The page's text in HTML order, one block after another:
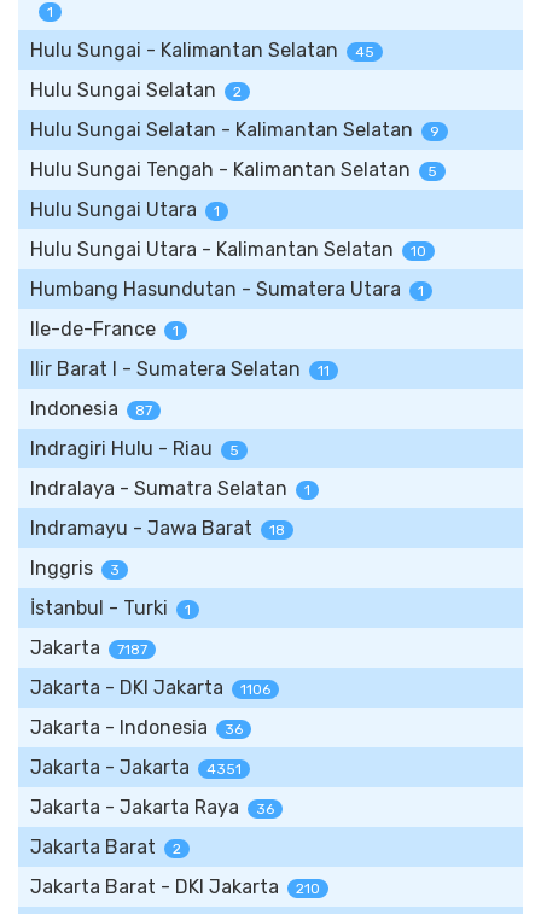
1
Hulu Sungai - Kalimantan Selatan 45
Hulu Sungai Selatan 2
Hulu Sungai Selatan - Kalimantan Selatan 9
Hulu Sungai Tengah - Kalimantan Selatan 5
Hulu Sungai Utara 1
Hulu Sungai Utara - Kalimantan Selatan 10
Humbang Hasundutan - Sumatera Utara 1
Ile-de-France 1
Ilir Barat I - Sumatera Selatan 11
Indonesia 87
Indragiri Hulu - Riau 5
Indralaya - Sumatra Selatan 1
Indramayu - Jawa Barat 18
Inggris 3
İstanbul - Turki 1
Jakarta 7187
Jakarta - DKI Jakarta 1106
Jakarta - Indonesia 36
Jakarta - Jakarta 4351
Jakarta - Jakarta Raya 36
Jakarta Barat 2
Jakarta Barat - DKI Jakarta 210